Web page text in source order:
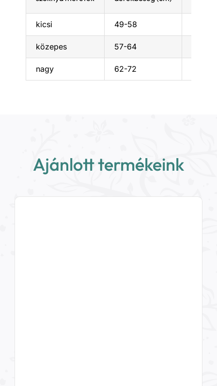
kicsi 49-58
közepes 57-64
nagy 62-72
Ajánlott termékeink